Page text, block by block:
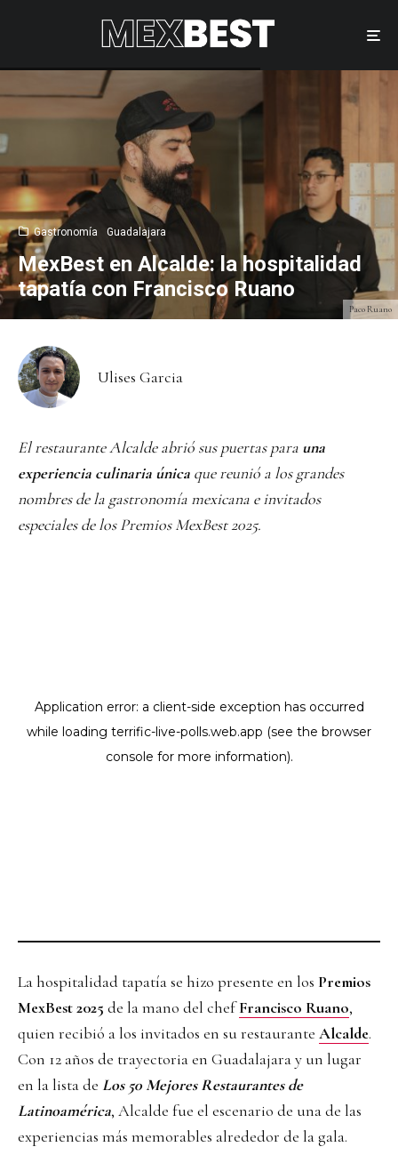
Paco Ruano
Gastronomía Guadalajara
MexBest en Alcalde: la hospitalidad
tapatía con Francisco Ruano
Ulises Garcia
El restaurante Alcalde abrió sus puertas para una
experiencia culinaria única que reunió a los grandes
nombres de la gastronomía mexicana e invitados
especiales de los Premios MexBest 2025.
La hospitalidad tapatía se hizo presente en los Premios
MexBest 2025 de la mano del chefFrancisco Ruano,
quien recibió a los invitados en su restaurante Alcalde.
Con 12 años de trayectoria en Guadalajara y un lugar
en la lista de Los 50 Mejores Restaurantes de
Latinoamérica, Alcalde fue el escenario de una de las
experiencias más memorables alrededor de la gala.